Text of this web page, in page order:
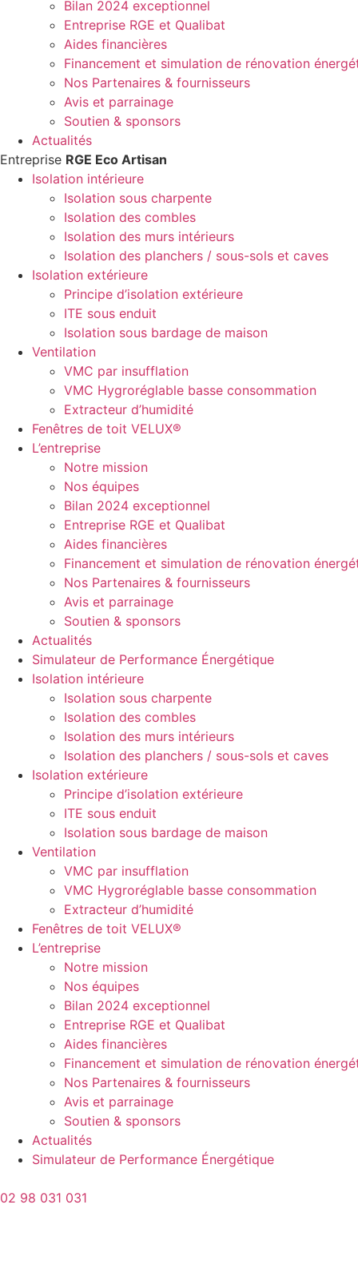
Bilan 2024 exceptionnel
Entreprise RGE et Qualibat
Aides financières
Financement et simulation de rénovation
Nos Partenaires & fournisseurs
Avis et parrainage
Soutien & sponsors
Actualités
Entreprise RGE Eco Artisan
Isolation intérieure
Isolation sous charpente
Isolation des combles
Isolation des murs intérieurs
Isolation des planchers / sous-sols et caves
Isolation extérieure
Principe d’isolation extérieure
ITE sous enduit
Isolation sous bardage de maison
Ventilation
VMC par insufflation
VMC Hygroréglable basse consommation
Extracteur d’humidité
Fenêtres de toit VELUX®
L’entreprise
Notre mission
Nos équipes
Bilan 2024 exceptionnel
Entreprise RGE et Qualibat
Aides financières
Financement et simulation de rénovation
Nos Partenaires & fournisseurs
Avis et parrainage
Soutien & sponsors
Actualités
Simulateur de Performance Énergétique
Isolation intérieure
Isolation sous charpente
Isolation des combles
Isolation des murs intérieurs
Isolation des planchers / sous-sols et caves
Isolation extérieure
Principe d’isolation extérieure
ITE sous enduit
Isolation sous bardage de maison
Ventilation
VMC par insufflation
VMC Hygroréglable basse consommation
Extracteur d’humidité
Fenêtres de toit VELUX®
L’entreprise
Notre mission
Nos équipes
Bilan 2024 exceptionnel
Entreprise RGE et Qualibat
Aides financières
Financement et simulation de rénovation
Nos Partenaires & fournisseurs
Avis et parrainage
Soutien & sponsors
Actualités
Simulateur de Performance Énergétique
02 98 031 031